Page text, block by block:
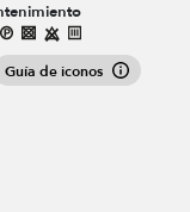
Guía de iconos